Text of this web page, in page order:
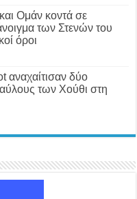
Ομάν κοντά σε
των Στενών του
όροι
αναχαίτισαν δύο
των Χούθι στη